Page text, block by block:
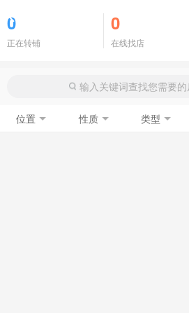
0
正在转铺
0
在线找店
位置 性质 类型